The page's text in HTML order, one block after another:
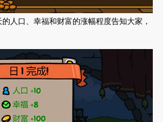
人口、幸福和财富的涨幅程度告知大家，